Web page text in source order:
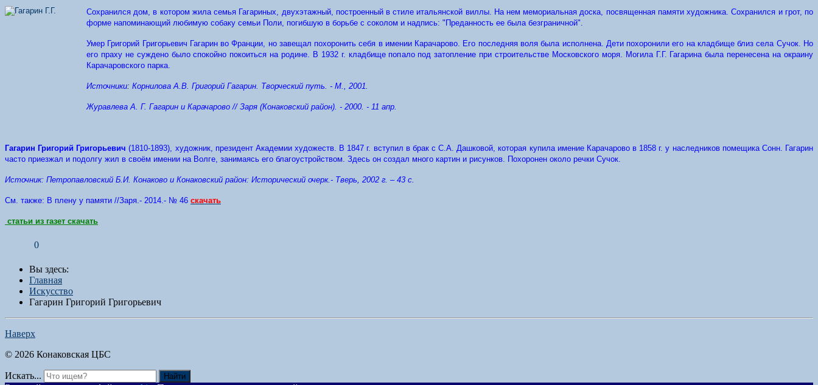
Сохранился дом, в котором жила семья Гагариных, двухэтажный, построенный в стиле итальянской виллы. На нем мемориальная доска, посвященная памяти художника. Сохранился и грот, по
форме напоминающий любимую собаку семьи Поли, погибшую в борьбе с соколом и надпись: "Преданность ее была безграничной".
Умер Григорий Григорьевич Гагарин во Франции, но завещал похоронить себя в имении Карачарово. Его последняя воля была исполнена. Дети похоронили его на кладбище близ села Сучок. Но
его праху не суждено было спокойно покоиться на родине. В 1932 г. кладбище попало под затопление при строительстве Московского моря. Могила Г.Г. Гагарина была перенесена на окраину
Карачаровского парка.
Источники: Корнилова А.В. Григорий Гагарин. Творческий путь. - М., 2001.
Журавлева А. Г. Гагарин и Карачарово // Заря (Конаковский рай­он). - 2000. - 11 апр.
Гагарин Григорий Григорьевич(1810-1893), художник, президент Академии художеств. В 1847 г. вступил в брак с С.А. Дашковой, которая купила имение Карачарово в 1858 г. у наследников помещика Сонн. Гагарин
часто приезжал и подолгу жил в своём имении на Волге, занимаясь его благоустройством. Здесь он создал много картин и рисунков. Похоронен около речки Сучок.
Источник: Петропавловский Б.И. Конаково и Конаковский район: Исторический очерк.- Тверь, 2002 г. – 43 с.
См. также: В плену у памяти //Заря.- 2014.- № 46 скачать
статьи из газет скачать
0
Вы здесь:
Главная
Искусство
Гагарин Григорий Григорьевич
Наверх
© 2026 Конаковская ЦБС
Искать... Найти